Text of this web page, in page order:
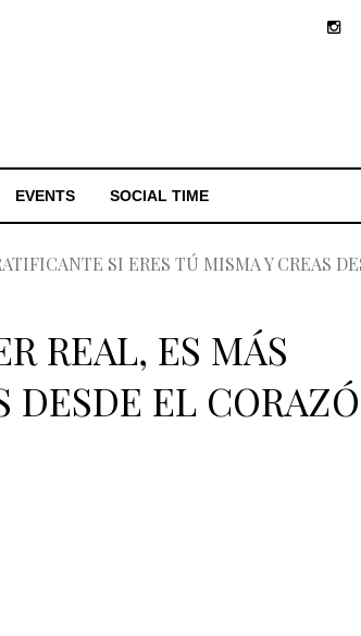
EVENTS SOCIAL TIME
SI ERES TÚ MISMA Y CREAS
REAL, ES MÁS
DESDE EL